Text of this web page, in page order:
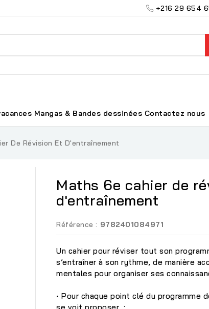
+216 29 654
Mangas & Bandes dessinées Contactez nous
De Révision Et D'entraînement
Maths 6e cahier de
d'entraînement
Référence : 9782401084971
Un cahier pour réviser tout son
s’entraîner à son rythme, de manière
mentales pour organiser ses
• Pour chaque point clé du programme
se voit proposer :